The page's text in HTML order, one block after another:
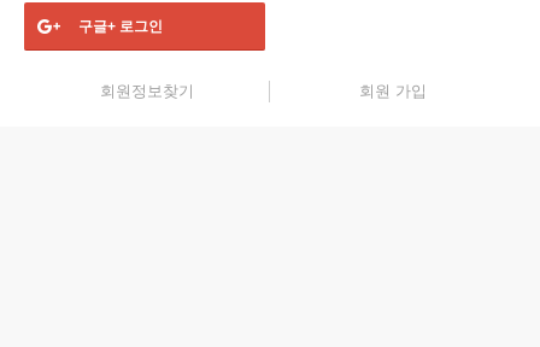
구글+ 로그인
회원정보찾기 회원 가입